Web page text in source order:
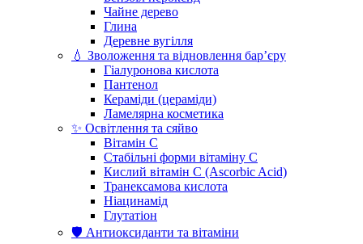
Чайне дерево
Глина
Деревне вугілля
💧 Зволоження та відновлення бар’єру
Гіалуронова кислота
Пантенол
Кераміди (цераміди)
Ламелярна косметика
✨ Освітлення та сяйво
Вітамін С
Стабільні форми вітаміну С
Кислий вітамін С (Ascorbic Acid)
Транексамова кислота
Ніацинамід
Глутатіон
🛡️ Антиоксиданти та вітаміни